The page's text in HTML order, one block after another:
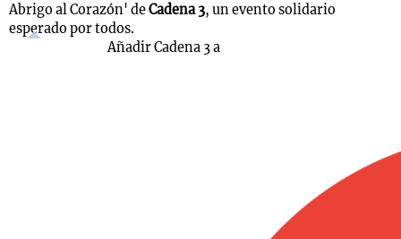
Abrigo al Corazón' deCadena 3, un evento solidario
esperado por todos.
Añadir Cadena 3 a